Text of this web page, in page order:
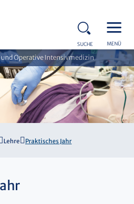
SUCHE MENÜ
Operative Intensivmedizin
Lehre Praktisches Jahr